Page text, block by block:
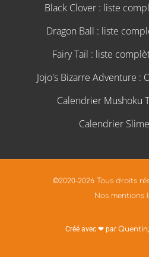
Black Clover : liste
Dragon Ball : liste
Fairy Tail : liste
Jojo's Bizarre Adventure :
Calendrier Mushoku
Calendrier
©2020-2026 Tous droits
Nos mentions
Créé avec ❤ par Quentin,